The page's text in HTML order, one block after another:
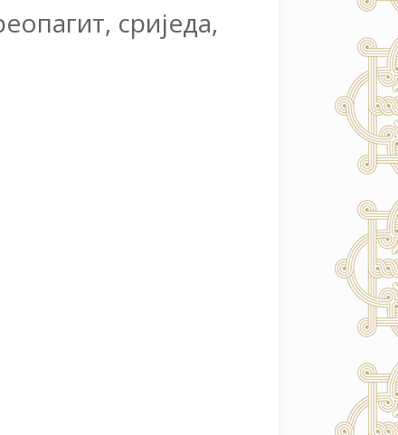
сриједа,